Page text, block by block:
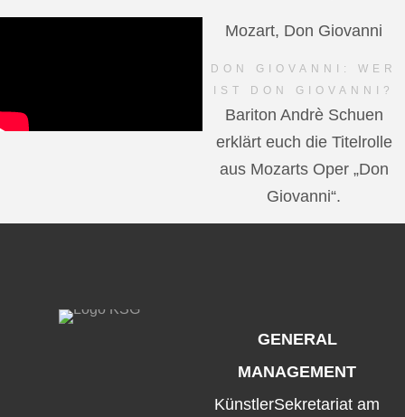
Mozart, Don Giovanni
DON GIOVANNI: WER
IST DON GIOVANNI?
Bariton Andrè Schuen
erklärt euch die Titelrolle
aus Mozarts Oper „Don
Giovanni“.
GENERAL
MANAGEMENT
KünstlerSekretariat am